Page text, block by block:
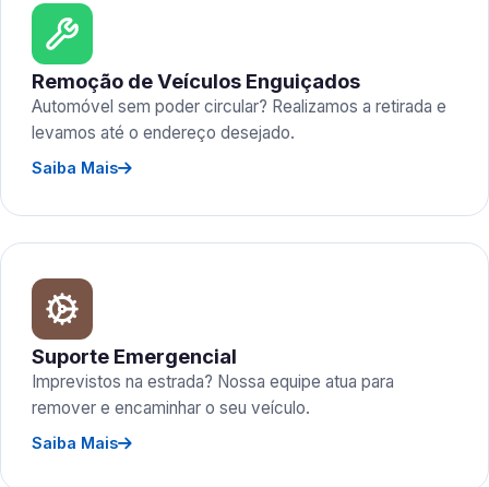
Remoção de Veículos Enguiçados
Automóvel sem poder circular? Realizamos a retirada e
levamos até o endereço desejado.
Saiba Mais
Suporte Emergencial
Imprevistos na estrada? Nossa equipe atua para
remover e encaminhar o seu veículo.
Saiba Mais